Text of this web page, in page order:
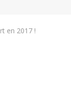
en 2017 !